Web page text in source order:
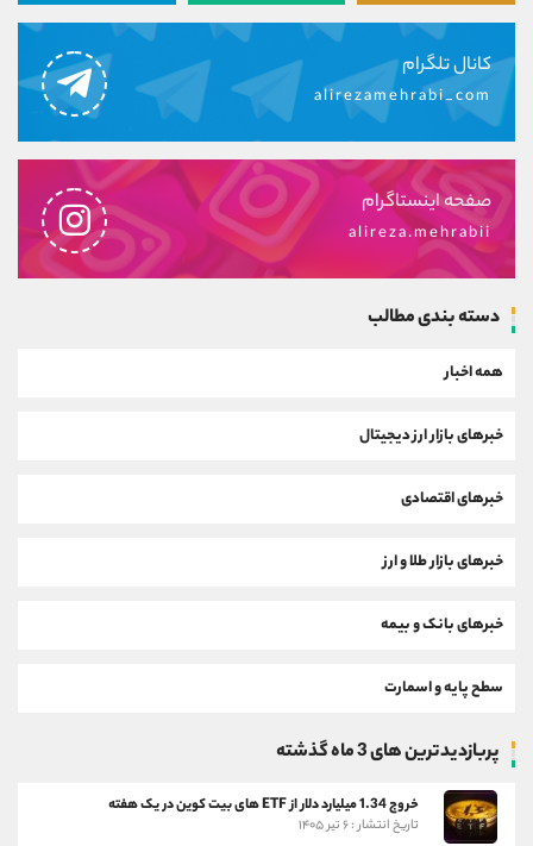
کانال تلگرام
alirezamehrabi_com
صفحه اینستاگرام
alireza.mehrabii
دسته بندی مطالب
همه اخبار
خبرهای بازار ارز دیجیتال
خبرهای اقتصادی
خبرهای بازار طلا و ارز
خبرهای بانک و بیمه
سطح پایه و اسمارت
پربازدیدترین های 3 ماه گذشته
خروج 1.34 میلیارد دلار از ETF های بیت کوین در یک هفته
تاریخ انتشار : ۶ تیر ۱۴۰۵